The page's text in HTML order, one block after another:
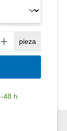
pieza
48 h